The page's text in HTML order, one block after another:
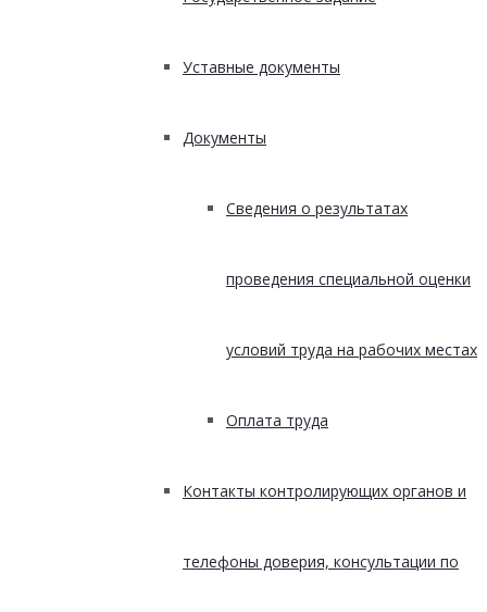
Уставные документы
Документы
Сведения о результатах
проведения специальной оценки
условий труда на рабочих местах
Оплата труда
Контакты контролирующих органов и
телефоны доверия, консультации по